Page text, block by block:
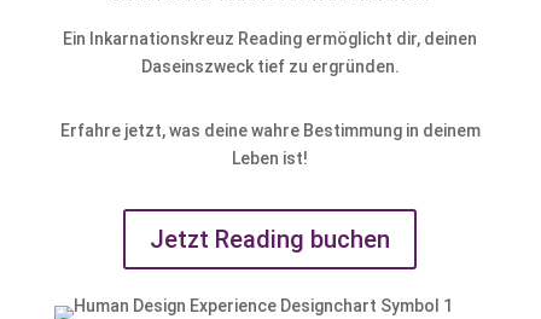
Ein Inkarnationskreuz Reading ermöglicht dir, deinen
Daseinszweck tief zu ergründen.
Erfahre jetzt, was deine wahre Bestimmung in deinem
Leben ist!
Jetzt Reading buchen